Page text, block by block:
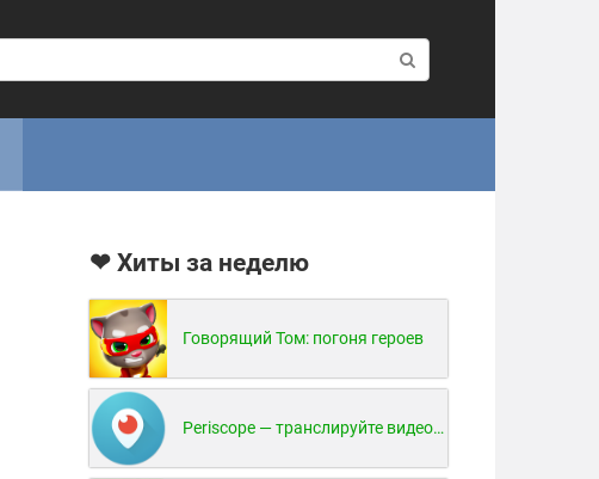
❤ Хиты за неделю
Говорящий Том: погоня героев
Periscope — транслируйте видео в реальном времени!